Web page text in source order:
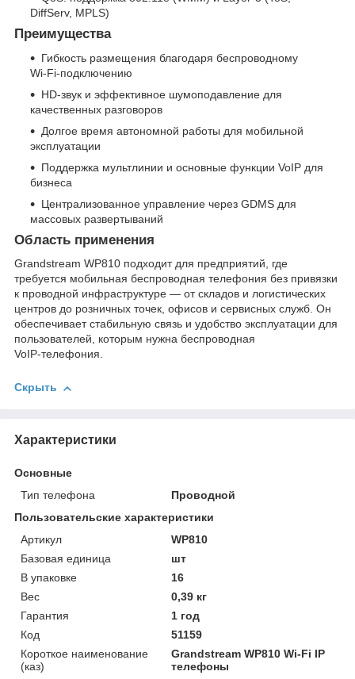
DiffServ, MPLS)
Преимущества
Гибкость размещения благодаря беспроводному
Wi‑Fi‑подключению
HD‑звук и эффективное шумоподавление для
качественных разговоров
Долгое время автономной работы для мобильной
эксплуатации
Поддержка мультлинии и основные функции VoIP для
бизнеса
Централизованное управление через GDMS для
массовых развертываний
Область применения
Grandstream WP810 подходит для предприятий, где
требуется мобильная беспроводная телефония без привязки
к проводной инфраструктуре — от складов и логистических
центров до розничных точек, офисов и сервисных служб. Он
обеспечивает стабильную связь и удобство эксплуатации для
пользователей, которым нужна беспроводная
VoIP‑телефония.
Скрыть
Характеристики
Основные
Тип телефона
Проводной
Пользовательские характеристики
Артикул
WP810
Базовая единица
шт
В упаковке
16
Вес
0,39 кг
Гарантия
1 год
Код
51159
Короткое наименование
(каз)
Grandstream WP810 Wi-Fi IP
телефоны